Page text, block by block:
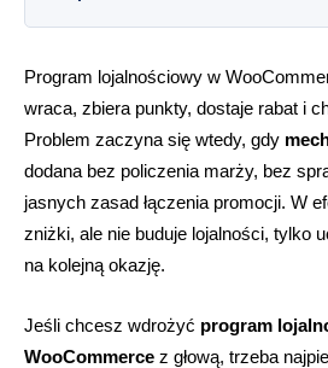
Program lojalnościowy w
wraca, zbiera punkty, dostaje rabat i
Problem zaczyna się wtedy, gdy
dodana bez policzenia marży, bez
jasnych zasad łączenia promocji. W
zniżki, ale nie buduje lojalności, tylko
na kolejną okazję.
Jeśli chcesz wdrożyć program
WooCommerce z głową, trzeba